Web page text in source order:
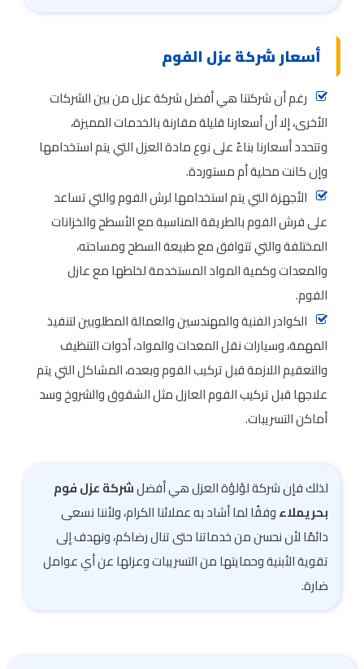
أسعار شركة عزل الفوم
رغم أن شركتنا هي أفضل شركة عزل من بين الشركات
الأخرى، إلا أن أسعارنا قليلة مقارنة بالخدمات المميزة،
وتتحدد أسعارنا بناءً على نوع مادة العزل التي يتم استخدامها
وإن كانت محلية أم مستوردة.
الأجهزة التي يتم استخدامها لرش الفوم والتي تساعد
على فرش الفوم بالطريقة المناسبة مع الأسطح والخزانات
المختلفة والتي تتوافق مع طبيعة السطح ومساحته،
والمعدات وكمية المواد المستخدمة لخلطها مع عازل
الفوم.
الكوادر الفنية والمهندسين والعمالة المطلوبين لتنفيذ
المهمة، وسيارات نقل المعدات والمواد، أدوات التنظيف
والتعقيم اللازمة قبل تركيب الفوم وبعده، المشاكل التي يتم
علاجها قبل تركيب الفوم العازل مثل الشقوق والشروخ وسد
أماكن التسريبات.
لذلك فإن شركة لؤلؤة العزل هي أفضلشركة عزل فوم
بحريملاءوفقًا لما أشاد به عملائنا الكرام، ولأننا نسعى
دائمًا لأن نحسن من خدماتنا حتى تنال رضاكم، ونهدف إلى
تقوية الأبنية وحمايتها من التسريبات وعزلها عن أي عوامل
ضارة.